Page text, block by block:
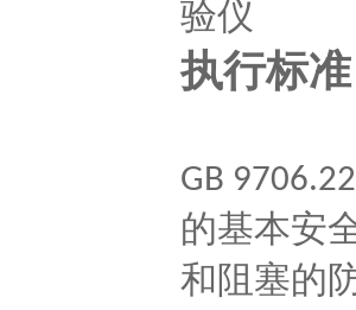
执行标
GB
的基本安
和阻塞的